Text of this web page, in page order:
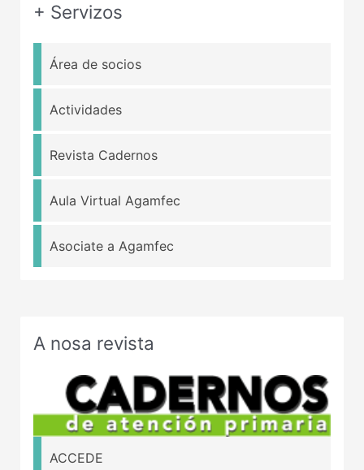
+ Servizos
Área de socios
Actividades
Revista Cadernos
Aula Virtual Agamfec
Asociate a Agamfec
A nosa revista
ACCEDE